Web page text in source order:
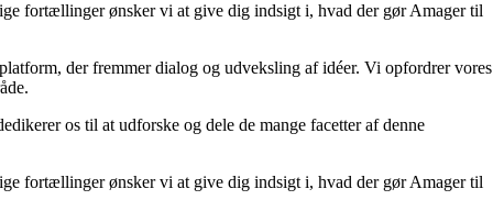
fortællinger ønsker vi at give dig indsigt i, hvad der gør Amager til
der fremmer dialog og udveksling af idéer. Vi opfordrer vores
os til at udforske og dele de mange facetter af denne
fortællinger ønsker vi at give dig indsigt i, hvad der gør Amager til